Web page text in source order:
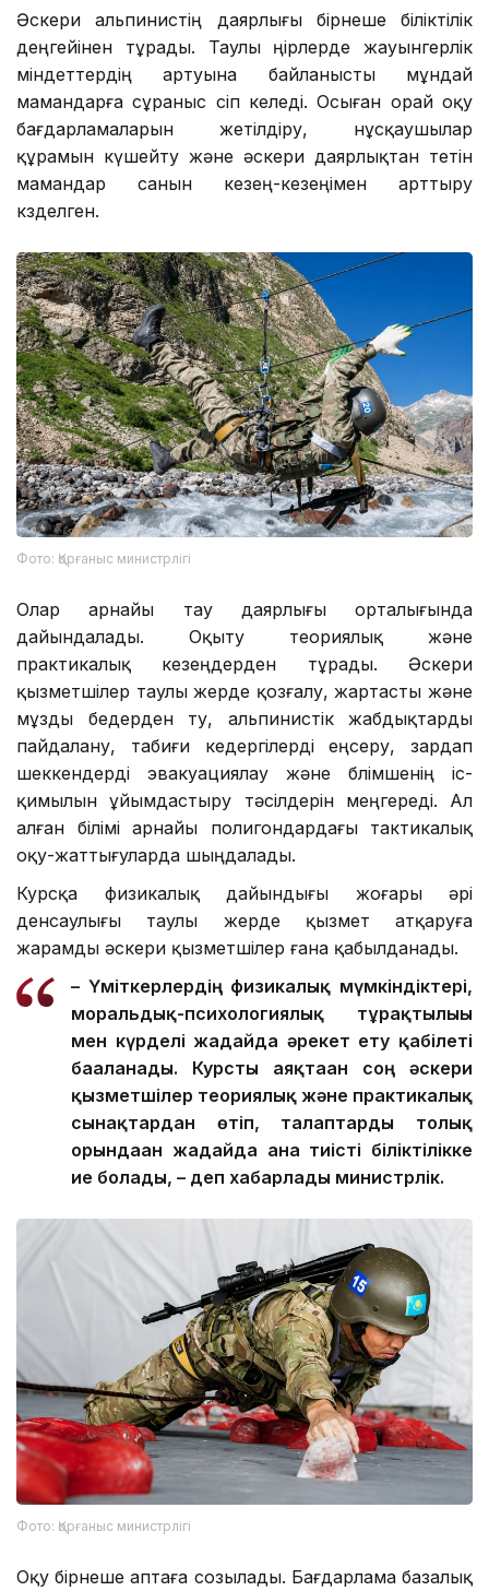
Әскери альпинистің даярлығы бірнеше біліктілік
деңгейінен тұрады. Таулы өңірлерде жауынгерлік
міндеттердің артуына байланысты мұндай
мамандарға сұраныс өсіп келеді. Осыған орай оқу
бағдарламаларын жетілдіру, нұсқаушылар
құрамын күшейту және әскери даярлықтан өтетін
мамандар санын кезең-кезеңімен арттыру
көзделген.
Фото: Қорғаныс министрлігі
Олар арнайы тау даярлығы орталығында
дайындалады. Оқыту теориялық және
практикалық кезеңдерден тұрады. Әскери
қызметшілер таулы жерде қозғалу, жартасты және
мұзды бедерден өту, альпинистік жабдықтарды
пайдалану, табиғи кедергілерді еңсеру, зардап
шеккендерді эвакуациялау және бөлімшенің іс-
қимылын ұйымдастыру тәсілдерін меңгереді. Ал
алған білімі арнайы полигондардағы тактикалық
оқу-жаттығуларда шыңдалады.
Курсқа физикалық дайындығы жоғары әрі
денсаулығы таулы жерде қызмет атқаруға
жарамды әскери қызметшілер ғана қабылданады.
– Үміткерлердің физикалық мүмкіндіктері,
моральдық-психологиялық тұрақтылығы
мен күрделі жағдайда әрекет ету қабілеті
бағаланады. Курсты аяқтаған соң әскери
қызметшілер теориялық және практикалық
сынақтардан өтіп, талаптарды толық
орындаған жағдайда ғана тиісті біліктілікке
ие болады, – деп хабарлады министрлік.
Фото: Қорғаныс министрлігі
Оқу бірнеше аптаға созылады. Бағдарлама базалық